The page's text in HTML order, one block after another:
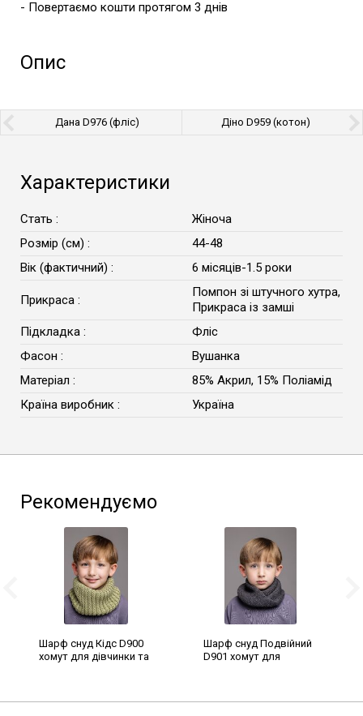
- Повертаємо кошти протягом 3 днів
Опис
Діно D959 (котон)
Дана D976 (фліс)
Характеристики
Стать :
Жіноча
Розмір (см) :
44-48
Вік (фактичний) :
6 місяців-1.5 роки
Прикраса :
Помпон зі штучного хутра,
Прикраса із замші
Підкладка :
Фліс
Фасон :
Вушанка
Матеріал :
85% Акрил, 15% Поліамід
Країна виробник :
Україна
Рекомендуємо
Шарф снуд Кідс D900
хомут для дівчинки та
Шарф снуд Подвійний
D901 хомут для